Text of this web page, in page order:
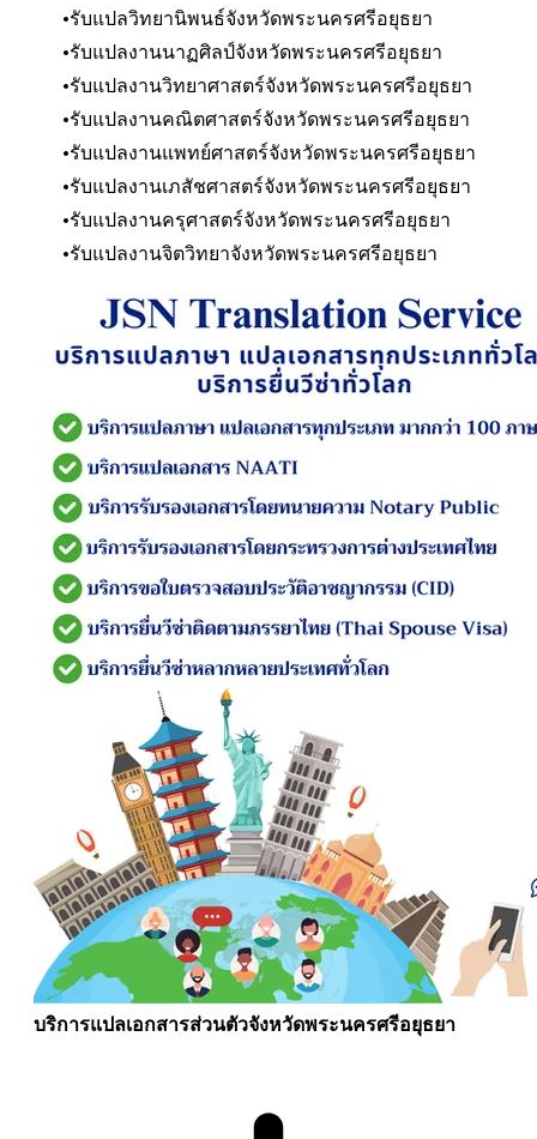
รับแปลวิทยานิพนธ์จังหวัดพระนครศรีอยุธยา
รับแปลงานนาฏศิลป์จังหวัดพระนครศรีอยุธยา
รับแปลงานวิทยาศาสตร์จังหวัดพระนครศรีอยุธยา
รับแปลงานคณิตศาสตร์จังหวัดพระนครศรีอยุธยา
รับแปลงานแพทย์ศาสตร์จังหวัดพระนครศรีอยุธยา
รับแปลงานเภสัชศาสตร์จังหวัดพระนครศรีอยุธยา
รับแปลงานครุศาสตร์จังหวัดพระนครศรีอยุธยา
รับแปลงานจิตวิทยาจังหวัดพระนครศรีอยุธยา
บริการแปลเอกสารส่วนตัวจังหวัดพระนครศรีอยุธยา